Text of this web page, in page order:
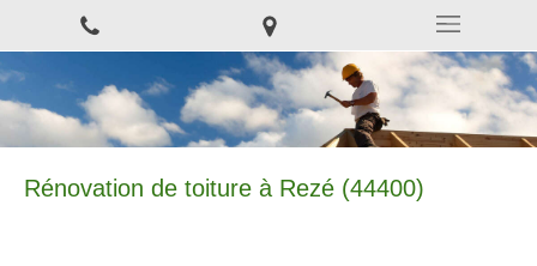
Rénovation de toiture à Rezé (44400)